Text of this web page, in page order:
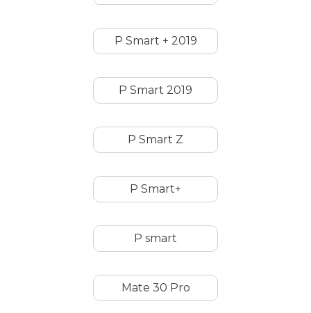
P Smart + 2019
P Smart 2019
P Smart Z
P Smart+
P smart
Mate 30 Pro